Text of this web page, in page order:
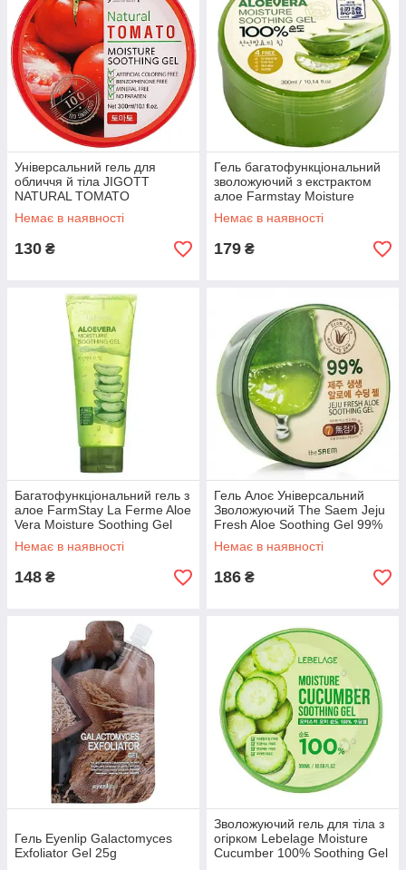
Універсальний гель для
обличчя й тіла JIGOTT
NATURAL TOMATO
MOISTURE SOOTHING GEL
Немає в наявності
130 ₴
Гель багатофункціональний
зволожуючий з екстрактом
алое Farmstay Moisture
Soothing Gel Aloe Vera 300
Немає в наявності
179 ₴
Багатофункціональний гель з
алое FarmStay La Ferme Aloe
Vera Moisture Soothing Gel
200ml
Немає в наявності
148 ₴
Гель Алоє Універсальний
Зволожуючий The Saem Jeju
Fresh Aloe Soothing Gel 99%
300ml
Немає в наявності
186 ₴
Гель Eyenlip Galactomyces
Exfoliator Gel 25g
Зволожуючий гель для тіла з
огірком Lebelage Moisture
Cucumber 100% Soothing Gel